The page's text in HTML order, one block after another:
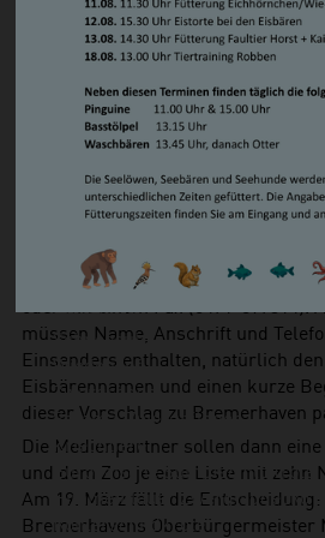
Steppenlemming
Südamerikanischer Seelöwe/
Waschbär
Vögel
Basstölpel
Brandgans
Magellan-Dampfschiffente
Humboldtpinguin
Kea
Kormoran
Schneeeule
Wiedehopf
Zwergsäger
Serama-Zwerghühner
Kriechtiere
Europäische Sumpfschildkröte
Himmelblauer Zwergtaggecko
Köhlerschildkröte
e/eisbaer> ein Online-Formular
Vorschläge eingetragen werden
können Namensideen an die
Stichwort: „Eisbär“, Diepenau 10,
werden.
Die Leser der NORDSEE-ZEITUNG
eine Anzeige mit Coupon, in den
eintragen und diese dann an die
schicken kann. Teilnehmen kann
(eisbaerenbaby@nordsee-
oder mit einem Fax (0471-597314).
müssen Name, Anschrift und
Einsenders enthalten, natürlich
Eisbärennamen und einen kurze
dieser Vorschlag zu Bremerhaven
Die Medienpartner sollen dann
und dem Zoo je eine Liste mit zehn
Am 19. März fällt die
Bremerhavens Oberbürgermeister